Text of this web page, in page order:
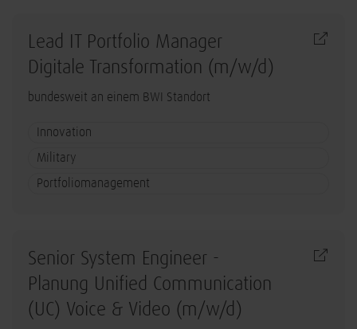
Lead IT Portfolio Manager
Digitale Transformation (m/w/d)
bundesweit an einem BWI Standort
Innovation
Military
Portfoliomanagement
Senior System Engineer -
Planung Unified Communication
(UC) Voice & Video (m/w/d)